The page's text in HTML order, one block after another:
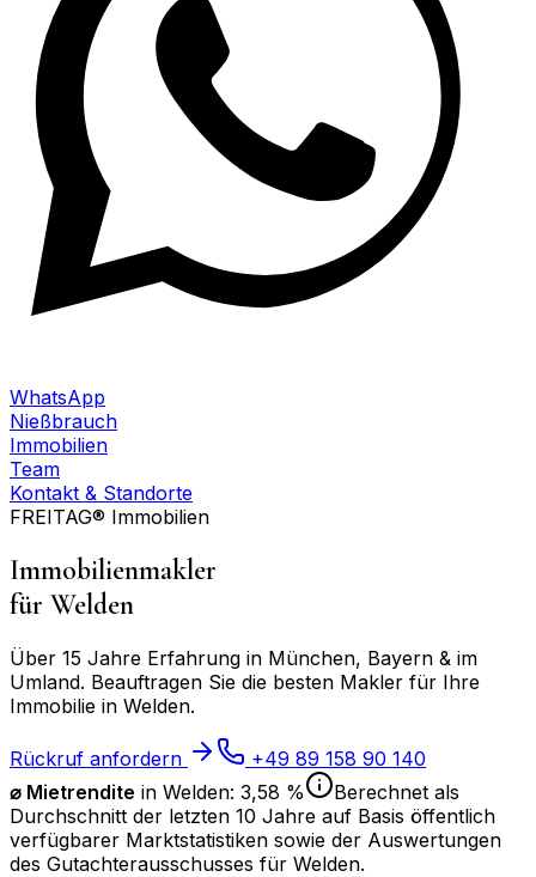
WhatsApp
Nießbrauch
Immobilien
Team
Kontakt & Standorte
FREITAG® Immobilien
Immobilienmakler
für Welden
Über 15 Jahre Erfahrung in München, Bayern & im
Umland. Beauftragen Sie die besten Makler für Ihre
Immobilie in Welden.
Rückruf anfordern
+49 89 158 90 140
⌀ Mietrendite in Welden: 3,58 %
Berechnet als
Durchschnitt der letzten 10 Jahre auf Basis öffentlich
verfügbarer Marktstatistiken sowie der Auswertungen
des Gutachterausschusses für Welden.